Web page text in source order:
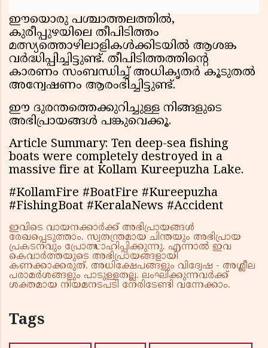
ഈയൊരു പശ്ചാത്തലത്തിൽ,
കുരീപ്പുഴയിലെ തീപിടിത്തം
മത്സ്യത്തൊഴിലാളികൾക്കിടയിൽ ആശങ്ക
വർദ്ധിപ്പിച്ചിട്ടുണ്ട്. തീപിടിത്തത്തിന്റെ
കാരണം സംബന്ധിച്ച് അധികൃതർ കൂടുതൽ
അന്വേഷണം ആരംഭിച്ചിട്ടുണ്ട്.
ഈ ദുരന്തത്തെക്കുറിച്ചുള്ള നിങ്ങളുടെ
അഭിപ്രായങ്ങൾ പങ്കുവെക്കൂ.
Article Summary: Ten deep-sea fishing
boats were completely destroyed in a
massive fire at Kollam Kureepuzha Lake.
#KollamFire #BoatFire #Kureepuzha
#FishingBoat #KeralaNews #Accident
ഇവിടെ വായനക്കാർക്ക് അഭിപ്രായങ്ങൾ
രേഖപ്പെടുത്താം. സ്വതന്ത്രമായ ചിന്തയും അഭിപ്രായ
പ്രകടനവും പ്രോത്സാഹിപ്പിക്കുന്നു. എന്നാൽ ഇവ
കെവാർത്തയുടെ അഭിപ്രായങ്ങളായി
കണക്കാക്കരുത്. അധിക്ഷേപങ്ങളും വിദ്വേഷ - അശ്ലീല
പരാമർശങ്ങളും പാടുള്ളതല്ല. ലംഘിക്കുന്നവർക്ക്
ശക്തമായ നിയമനടപടി നേരിടേണ്ടി വന്നേക്കാം.
Tags